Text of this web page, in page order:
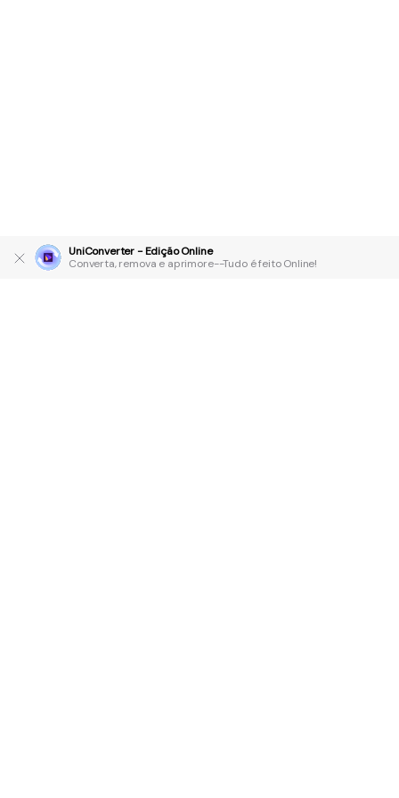
UniConverter - Edição Online
Converta, remova e aprimore--Tudo é feito Online!